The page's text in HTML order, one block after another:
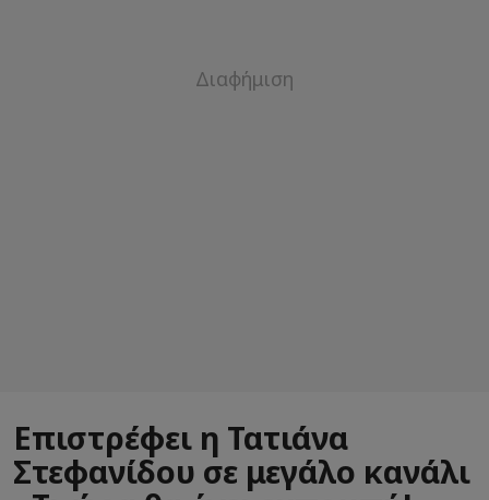
Επιστρέφει η Τατιάνα
Στεφανίδου σε μεγάλο κανάλι